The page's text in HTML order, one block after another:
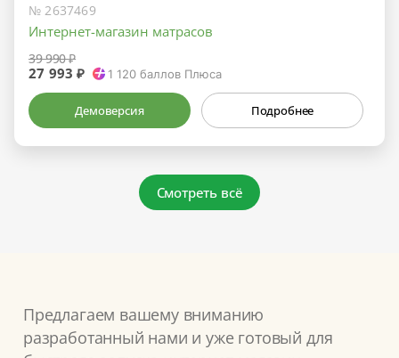
№ 2637469
Интернет-магазин матрасов
39 990 ₽
27 993 ₽ 1 120баллов Плюса
Демоверсия Подробнее
Смотреть всё
Предлагаем вашему вниманию
разработанный нами и уже готовый для